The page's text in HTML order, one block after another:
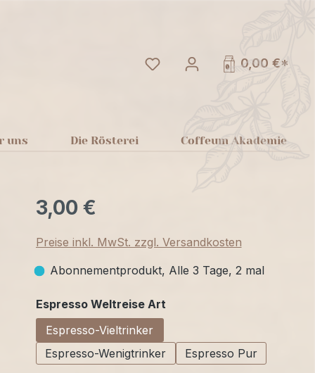
Du hast 0 Produkte auf
0,00 €*
uns Die Rösterei Coffeum Akademie
3,00 €
Preise inkl. MwSt. zzgl. Versandkosten
Abonnementprodukt, Alle 3 Tage, 2 mal
Espresso Weltreise Artauswählen
Espresso-Vieltrinker
Espresso-Wenigtrinker
Espresso Pur